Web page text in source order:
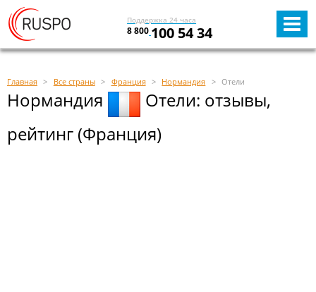
Поддержка 24 часа
8 800 100 54 34
Главная Все страны Франция Нормандия Отели
Нормандия
Отели: отзывы,
рейтинг (Франция)